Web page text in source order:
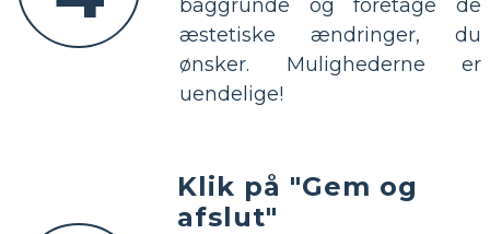
baggrunde og foretage de
æstetiske ændringer, du
ønsker. Mulighederne er
uendelige!
Klik på "Gem og
afslut"